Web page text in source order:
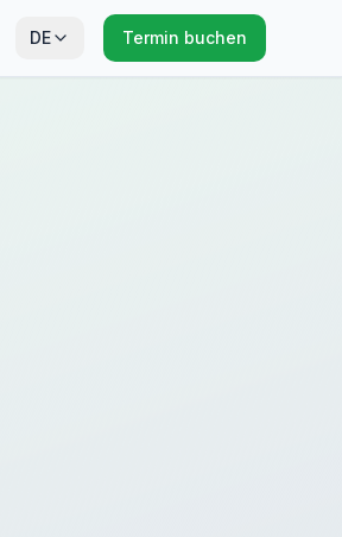
DE Termin buchen